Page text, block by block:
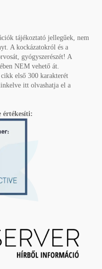
tájékoztató jellegűek, nem
A kockázatokról és a
gyógyszerészét! A
NEM vehető át.
első 300 karakterét
itt olvashatja el a
értékesíti: